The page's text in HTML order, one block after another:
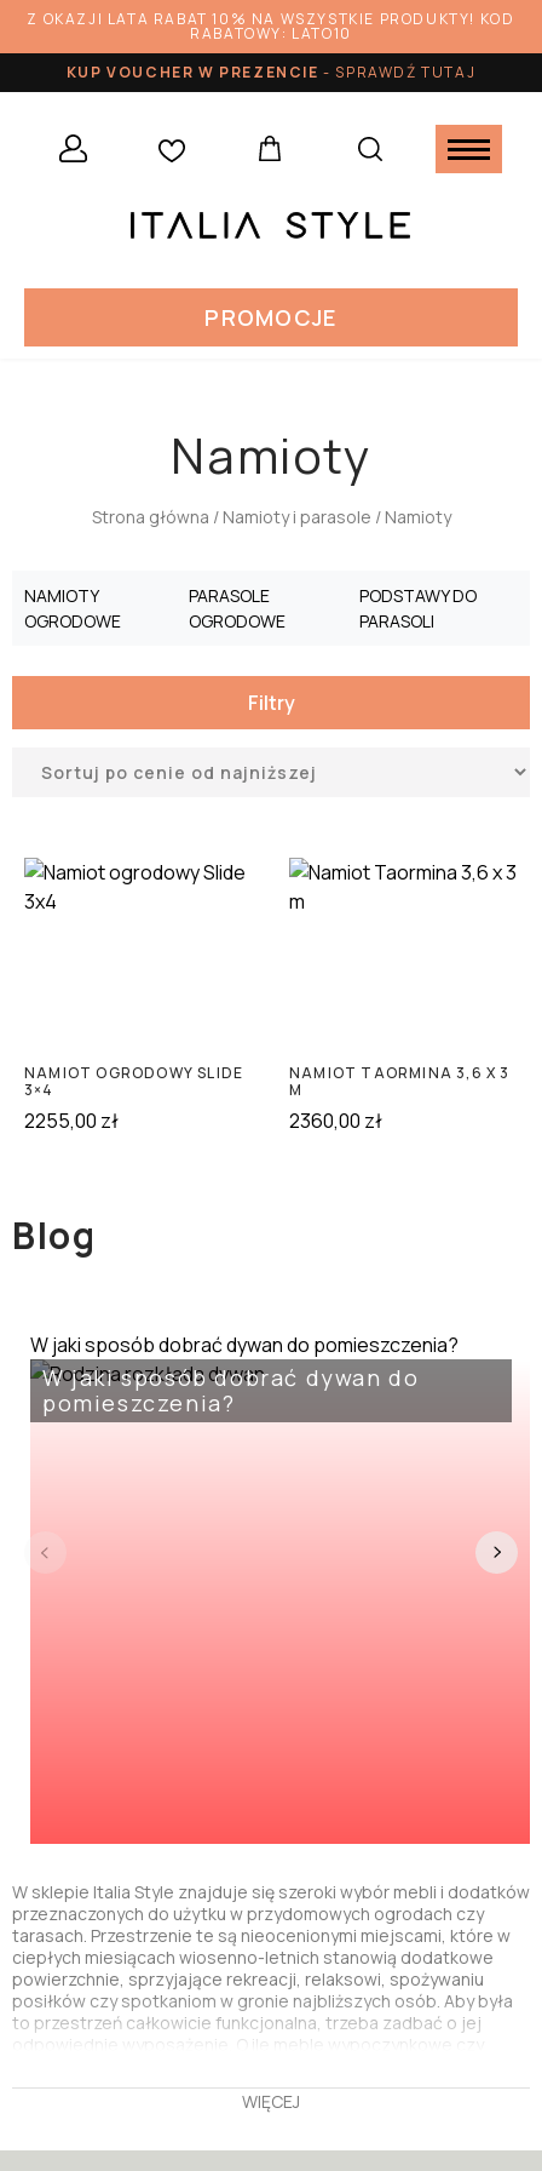
Z OKAZJI LATA RABAT 10% NA WSZYSTKIE PRODUKTY! KOD
RABATOWY: LATO10
KUP VOUCHER W PREZENCIE-SPRAWDŹ TUTAJ
PROMOCJE
Namioty
Strona główna / Namioty i parasole / Namioty
NAMIOTY
OGRODOWE
PARASOLE
OGRODOWE
PODSTAWY DO
PARASOLI
Filtry
NAMIOT OGRODOWY SLIDE
3×4
2255,00 zł
NAMIOT TAORMINA 3,6 X 3
M
2360,00 zł
Blog
W jaki sposób dobrać dywan do pomieszczenia?
W jaki sposób dobrać dywan do
pomieszczenia?
W sklepie Italia Style znajduje się szeroki wybór mebli i dodatków
przeznaczonych do użytku w przydomowych ogrodach czy
tarasach. Przestrzenie te są nieocenionymi miejscami, które w
ciepłych miesiącach wiosenno-letnich stanowią dodatkowe
powierzchnie, sprzyjające rekreacji, relaksowi, spożywaniu
posiłków czy spotkaniom w gronie najbliższych osób. Aby była
to przestrzeń całkowicie funkcjonalna, trzeba zadbać o jej
odpowiednie wyposażenie. O ile meble wypoczynkowe czy
więcej klientów sięga teraz po stylowe i praktyczne namioty.
WIĘCEJ